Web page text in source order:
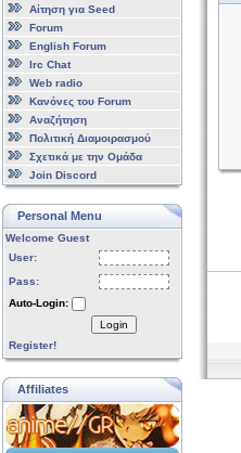
Αίτηση για Seed
Forum
English Forum
Irc Chat
Web radio
Κανόνες του Forum
Αναζήτηση
Πολιτική Διαμοιρασμού
Σχετικά με την Ομάδα
Join Discord
Personal Menu
Welcome Guest
User:
Pass:
Auto-Login:
Login
Register!
Affiliates